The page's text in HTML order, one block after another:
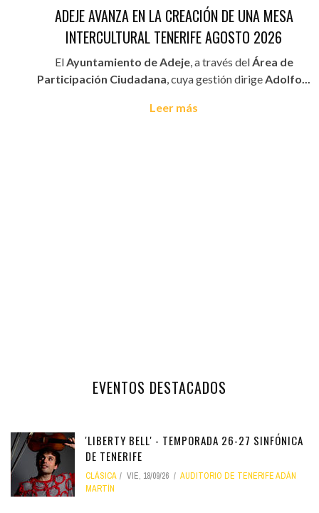
ADEJE AVANZA EN LA CREACIÓN DE UNA MESA
INTERCULTURAL TENERIFE AGOSTO 2026
ElAyuntamiento de Adeje, a través delÁrea de
Participación Ciudadana, cuya gestión dirigeAdolfo...
Leer más
EVENTOS DESTACADOS
'LIBERTY BELL' - TEMPORADA 26-27 SINFÓNICA
DE TENERIFE
CLÁSICA VIE, 18/09/26
AUDITORIO DE TENERIFE ADÁN
MARTÍN